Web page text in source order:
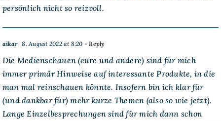
persönlich nicht so reizvoll.
aikar 8. August 2022 at 8:20 - Reply
Die Medienschauen (eure und andere) sind für mich
immer primär Hinweise auf interessante Produkte, in die
man mal reinschauen könnte. Insofern bin ich klar für
(und dankbar für) mehr kurze Themen (also so wie jetzt).
Lange Einzelbesprechungen sind für mich dann schon